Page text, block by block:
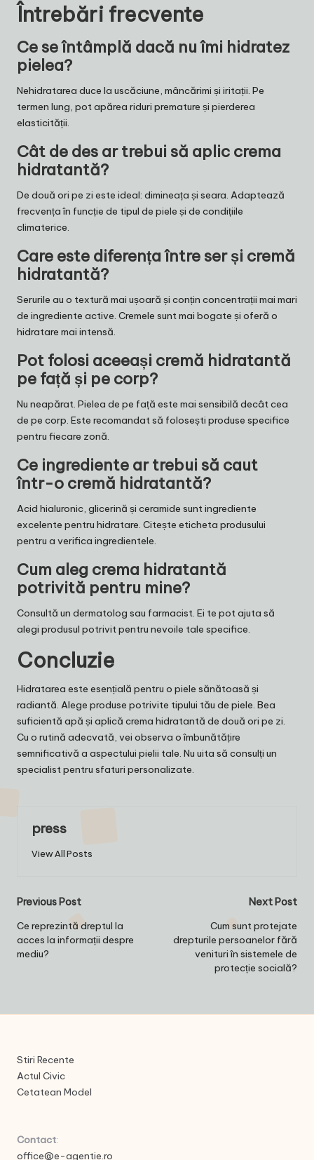
Întrebări frecvente
Ce se întâmplă dacă nu îmi hidratez
pielea?
Nehidratarea duce la uscăciune, mâncărimi și iritații. Pe
termen lung, pot apărea riduri premature și pierderea
elasticității.
Cât de des ar trebui să aplic crema
hidratantă?
De două ori pe zi este ideal: dimineața și seara. Adaptează
frecvența în funcție de tipul de piele și de condițiile
climaterice.
Care este diferența între ser și cremă
hidratantă?
Serurile au o textură mai ușoară și conțin concentrații mai mari
de ingrediente active. Cremele sunt mai bogate și oferă o
hidratare mai intensă.
Pot folosi aceeași cremă hidratantă
pe față și pe corp?
Nu neapărat. Pielea de pe față este mai sensibilă decât cea
de pe corp. Este recomandat să folosești produse specifice
pentru fiecare zonă.
Ce ingrediente ar trebui să caut
într-o cremă hidratantă?
Acid hialuronic, glicerină și ceramide sunt ingrediente
excelente pentru hidratare. Citește eticheta produsului
pentru a verifica ingredientele.
Cum aleg crema hidratantă
potrivită pentru mine?
Consultă un dermatolog sau farmacist. Ei te pot ajuta să
alegi produsul potrivit pentru nevoile tale specifice.
Concluzie
Hidratarea este esențială pentru o piele sănătoasă și
radiantă. Alege produse potrivite tipului tău de piele. Bea
suficientă apă și aplică crema hidratantă de două ori pe zi.
Cu o rutină adecvată, vei observa o îmbunătățire
semnificativă a aspectului pielii tale. Nu uita să consulți un
specialist pentru sfaturi personalizate.
press
View All Posts
Post
navigation
Previous Post
Ce reprezintă dreptul la
acces la informații despre
mediu?
Next Post
Cum sunt protejate
drepturile persoanelor fără
venituri în sistemele de
protecție socială?
Stiri Recente
Actul Civic
Cetatean Model
Contact:
office@e-agentie.ro